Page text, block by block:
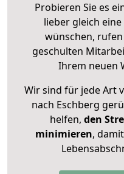
Probieren Sie es
lieber gleich eine
wünschen,
geschulten
Ihrem neuen
Wir sind für jede Art
nach Eschberg
helfen, den
minimieren,